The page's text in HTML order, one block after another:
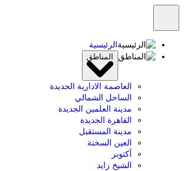
تخطى
المحتوى
الرئيسية
المناطق
العاصمة الادارية الجديدة
الساحل الشمالي
مدينة العلمين الجديدة
القاهرة الجديدة
مدينة المستقبل
العين السخنة
أكتوبر
الشيخ زايد